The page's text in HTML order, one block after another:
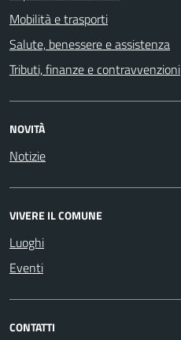
Mobilità e trasporti
Salute, benessere e assistenza
Tributi, finanze e contravvenzioni
NOVITÀ
Notizie
VIVERE IL COMUNE
Luoghi
Eventi
CONTATTI